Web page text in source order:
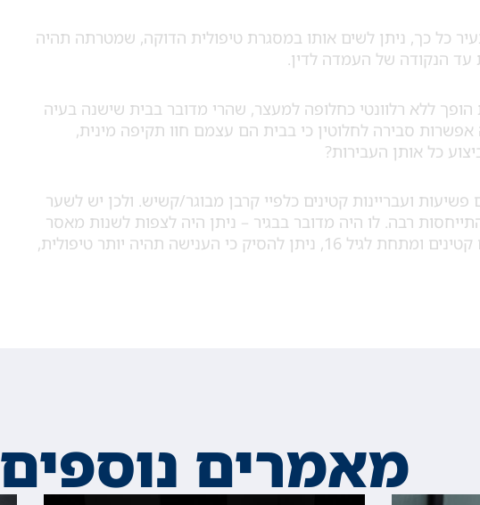
כל כך, ניתן לשים אותו במסגרת טיפולית הדוקה, שמטרתה תהיה
עד הנקודה של העמדה לדין.
ללא רלוונטי כחלופה למעצר, שהרי מדובר בבית שישנה בעיה
סבירה לחלוטין כי בבית הם עצמם חוו תקיפה מינית,
כל אותן העבירות?
ועבריינות קטינים כלפיי קרבן מבוגר/קשיש. ולכן יש לשער
רבה. לו היה מדובר בבגיר – ניתן היה לצפות לשנות מאסר
רבות, אך מעצם היותם של החשודים קטינים ומתחת לגיל 16, ניתן להסיק כי הענישה תהיה יותר טיפולית,
מאמרים נוספים